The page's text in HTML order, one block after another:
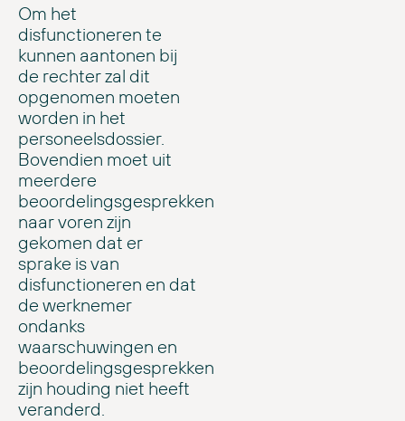
Om het
disfunctioneren te
kunnen aantonen bij
de rechter zal dit
opgenomen moeten
worden in het
personeelsdossier.
Bovendien moet uit
meerdere
beoordelingsgesprekken
naar voren zijn
gekomen dat er
sprake is van
disfunctioneren en dat
de werknemer
ondanks
waarschuwingen en
beoordelingsgesprekken
zijn houding niet heeft
veranderd.